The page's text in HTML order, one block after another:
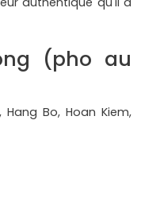
(pho au
Bo, Hoan Kiem,